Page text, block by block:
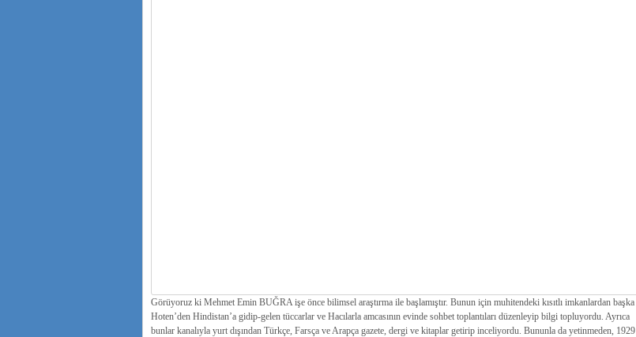
Görüyoruz ki Mehmet Emin BUĞRA işe önce bilimsel araştırma ile başlamıştır. Bunun için muhitendeki kısıtlı imkanlardan başka
Hoten’den Hindistan’a gidip-gelen tüccarlar ve Hacılarla amcasının evinde sohbet toplantıları düzenleyip bilgi topluyordu. Ayrıca
bunlar kanalıyla yurt dışından Türkçe, Farsça ve Arapça gazete, dergi ve kitaplar getirip inceliyordu. Bununla da yetinmeden, 1929